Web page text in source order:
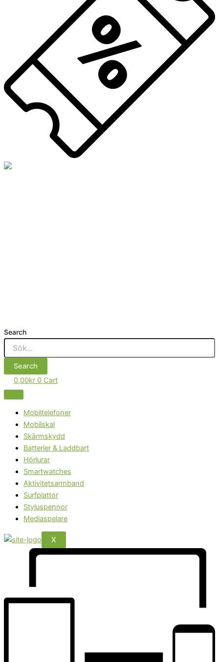
Search
Search
0,00kr 0 Cart
Mobiltelefoner
Mobilskal
Skärmskydd
Batterier & Laddbart
Hörlurar
Smartwatches
Aktivitetsarmband
Surfplattor
Styluspennor
Mediaspelare
X